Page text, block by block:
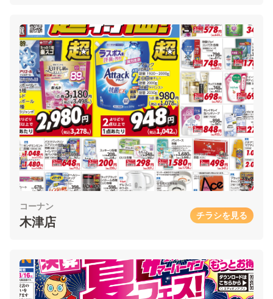
コーナン
木津店 チラシを見る